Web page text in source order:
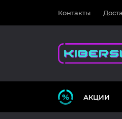
Контакты
АКЦИИ